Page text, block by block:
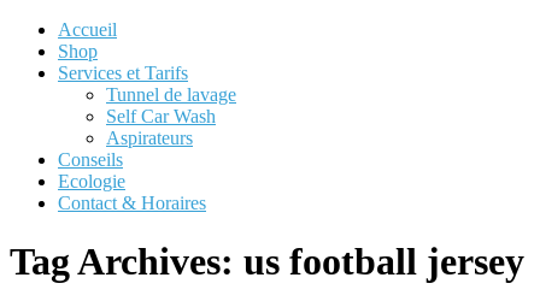
Accueil
Shop
Services et Tarifs
Tunnel de lavage
Self Car Wash
Aspirateurs
Conseils
Ecologie
Contact & Horaires
Tag Archives: us football jersey